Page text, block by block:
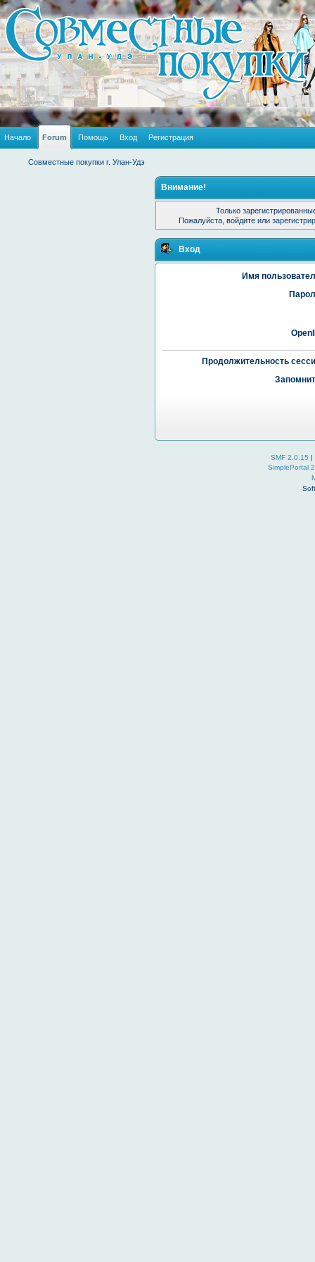
Начало Forum Помощь Вход Регистрация
Совместные покупки г. Улан-Удэ
Внимание!
Только
Пожалуйста, войдите или
Вход
Имя
Продолжительность
SMF 2.0.15 |
SimplePortal